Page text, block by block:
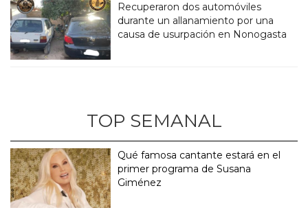
Recuperaron dos automóviles
durante un allanamiento por una
causa de usurpación en Nonogasta
TOP SEMANAL
Qué famosa cantante estará en el
primer programa de Susana
Giménez